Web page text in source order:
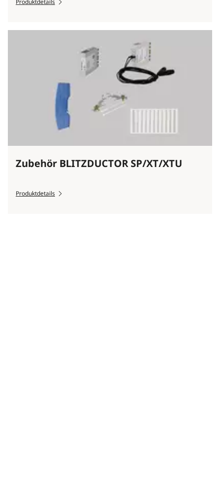
Produktdetails
Zubehör BLITZDUCTOR SP/XT/XTU
Produktdetails